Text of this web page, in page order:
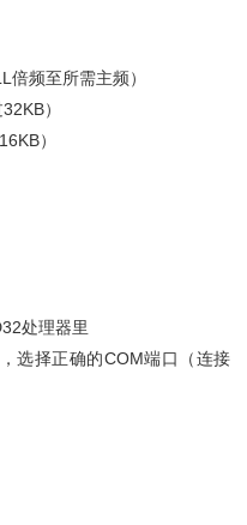
频至所需主频）
）
）
处理器里
选择正确的COM端口（连接